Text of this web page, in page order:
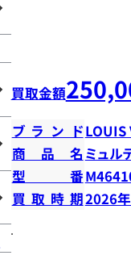
買取金額
ブランドLOUIS
商品名 ミュル
型番
買取時期2026